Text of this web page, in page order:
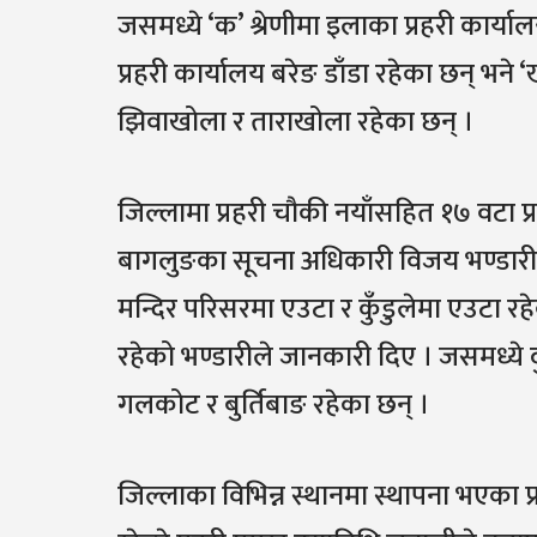
जसमध्ये ‘क’ श्रेणीमा इलाका प्रहरी
प्रहरी कार्यालय बरेङ डाँडा रहेका छन् भने
झिवाखोला र ताराखोला रहेका छन् ।
जिल्लामा प्रहरी चौकी नयाँसहित १७ वटा
बागलुङका सूचना अधिकारी विजय
मन्दिर परिसरमा एउटा र कुँडुलेमा एउटा
रहेको भण्डारीले जानकारी दिए ।
गलकोट र बुर्तिबाङ रहेका छन् ।
जिल्लाका विभिन्न स्थानमा स्थापना